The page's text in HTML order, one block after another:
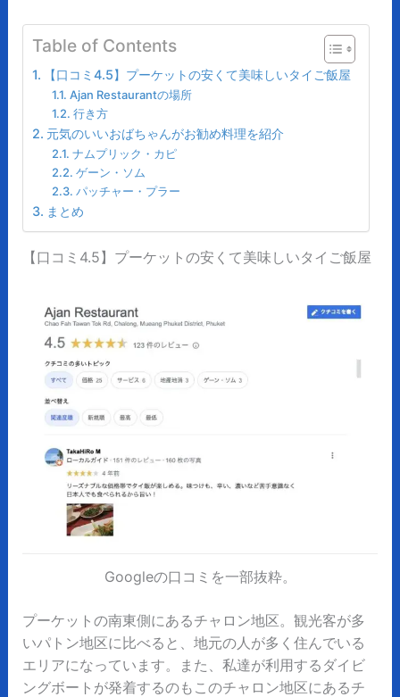
Table of Contents
【口コミ4.5】プーケットの安くて美味しいタイご飯屋
Ajan Restaurantの場所
行き方
元気のいいおばちゃんがお勧め料理を紹介
ナムプリック・カピ
ゲーン・ソム
パッチャー・プラー
まとめ
【口コミ4.5】プーケットの安くて美味しいタイご飯屋
Googleの口コミを一部抜粋。
プーケットの南東側にあるチャロン地区。観光客が多
いパトン地区に比べると、地元の人が多く住んでいる
エリアになっています。また、私達が利用するダイビ
ングボートが発着するのもこのチャロン地区にあるチ